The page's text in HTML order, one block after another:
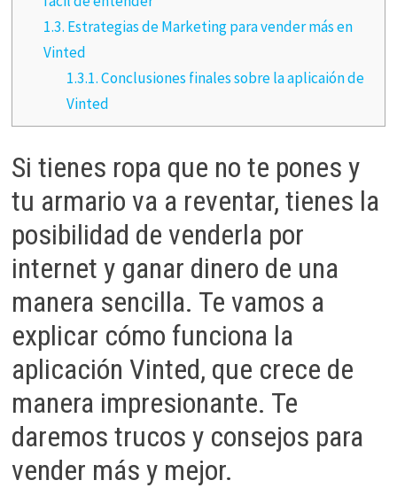
1.3. Estrategias de Marketing para vender más en
Vinted
1.3.1.Conclusiones finales sobre la aplicaión de
Vinted
Si tienes ropa que no te pones y
tu armario va a reventar, tienes la
posibilidad de venderla por
internet y ganar dinero de una
manera sencilla. Te vamos a
explicar cómo funciona la
aplicación Vinted, que crece de
manera impresionante. Te
daremos trucos y consejos para
vender más y mejor.